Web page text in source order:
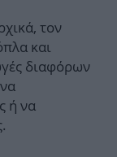
τον
και
διαφόρων
ή να